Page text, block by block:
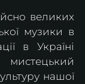
великих
музики в
в Україні
нашої